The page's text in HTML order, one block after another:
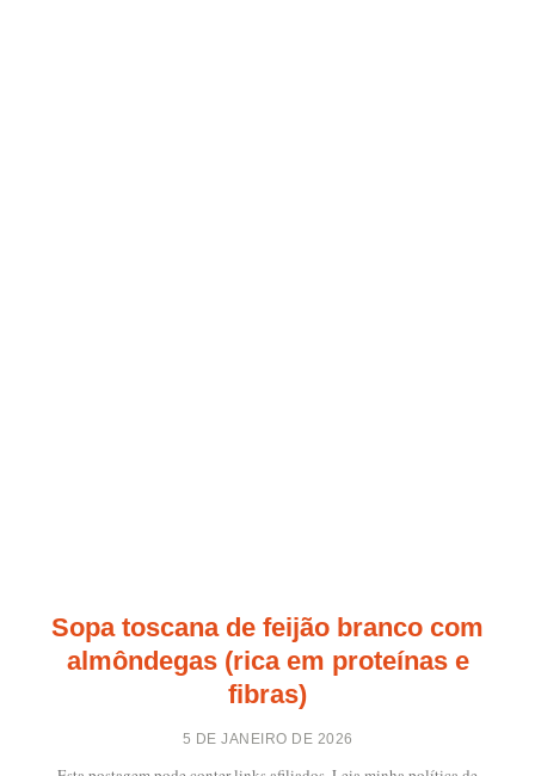
Sopa toscana de feijão branco com
almôndegas (rica em proteínas e
fibras)
5 DE JANEIRO DE 2026